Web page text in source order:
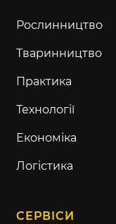
Рослинництво
Тваринництво
Практика
Технології
Економіка
Логістика
СЕРВІСИ